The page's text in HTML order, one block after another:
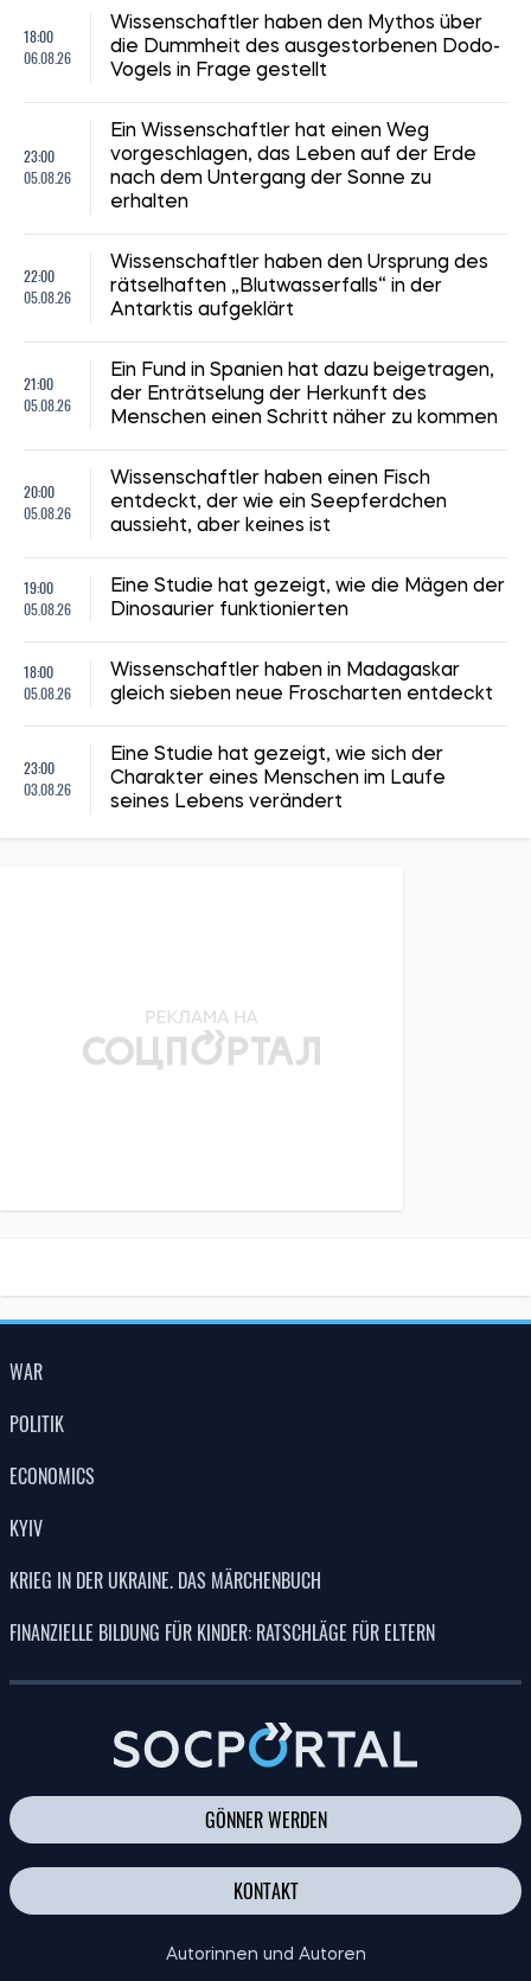
18:00
06.08.26
Wissenschaftler haben den Mythos über
die Dummheit des ausgestorbenen Dodo-
Vogels in Frage gestellt
23:00
05.08.26
Ein Wissenschaftler hat einen Weg
vorgeschlagen, das Leben auf der Erde
nach dem Untergang der Sonne zu
erhalten
22:00
05.08.26
Wissenschaftler haben den Ursprung des
rätselhaften „Blutwasserfalls“ in der
Antarktis aufgeklärt
21:00
05.08.26
Ein Fund in Spanien hat dazu beigetragen,
der Enträtselung der Herkunft des
Menschen einen Schritt näher zu kommen
20:00
05.08.26
Wissenschaftler haben einen Fisch
entdeckt, der wie ein Seepferdchen
aussieht, aber keines ist
19:00
05.08.26
Eine Studie hat gezeigt, wie die Mägen der
Dinosaurier funktionierten
18:00
05.08.26
Wissenschaftler haben in Madagaskar
gleich sieben neue Froscharten entdeckt
23:00
03.08.26
Eine Studie hat gezeigt, wie sich der
Charakter eines Menschen im Laufe
seines Lebens verändert
WAR
POLITIK
ECONOMICS
KYIV
KRIEG IN DER UKRAINE. DAS MÄRCHENBUCH
FINANZIELLE BILDUNG FÜR KINDER: RATSCHLÄGE FÜR ELTERN
GÖNNER WERDEN
KONTAKT
Autorinnen und Autoren